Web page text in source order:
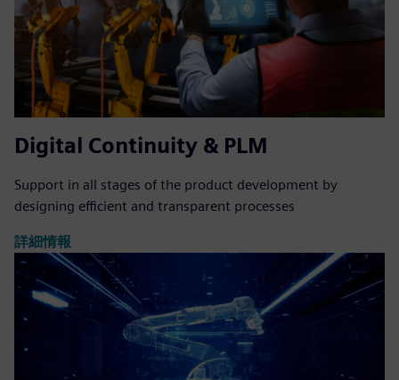
Digital Continuity & PLM
Support in all stages of the product development by
designing efficient and transparent processes
詳細情報